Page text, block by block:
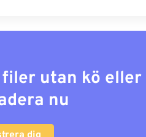
utan kö eller
nu